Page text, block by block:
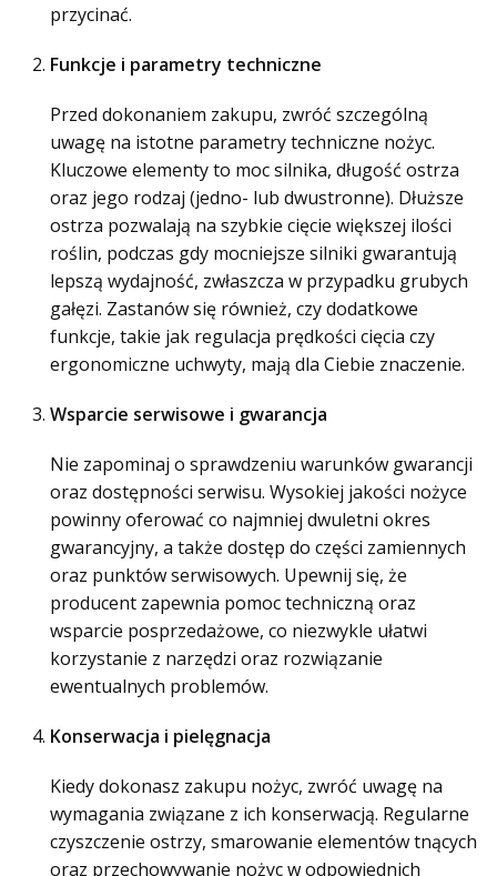
przycinać.
Funkcje i parametry techniczne
Przed dokonaniem zakupu, zwróć szczególną
uwagę na istotne parametry techniczne nożyc.
Kluczowe elementy to moc silnika, długość ostrza
oraz jego rodzaj (jedno- lub dwustronne). Dłuższe
ostrza pozwalają na szybkie cięcie większej ilości
roślin, podczas gdy mocniejsze silniki gwarantują
lepszą wydajność, zwłaszcza w przypadku grubych
gałęzi. Zastanów się również, czy dodatkowe
funkcje, takie jak regulacja prędkości cięcia czy
ergonomiczne uchwyty, mają dla Ciebie znaczenie.
Wsparcie serwisowe i gwarancja
Nie zapominaj o sprawdzeniu warunków gwarancji
oraz dostępności serwisu. Wysokiej jakości nożyce
powinny oferować co najmniej dwuletni okres
gwarancyjny, a także dostęp do części zamiennych
oraz punktów serwisowych. Upewnij się, że
producent zapewnia pomoc techniczną oraz
wsparcie posprzedażowe, co niezwykle ułatwi
korzystanie z narzędzi oraz rozwiązanie
ewentualnych problemów.
Konserwacja i pielęgnacja
Kiedy dokonasz zakupu nożyc, zwróć uwagę na
wymagania związane z ich konserwacją. Regularne
czyszczenie ostrzy, smarowanie elementów tnących
oraz przechowywanie nożyc w odpowiednich